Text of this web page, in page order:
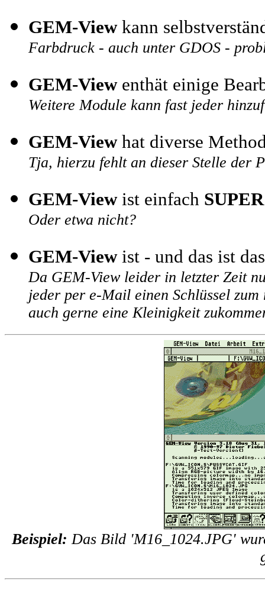
GEM-Viewkann
Farbdruck - auch unter GDOS -
GEM-Viewenthät einige
Weitere Module kann fast jeder
GEM-Viewhat diverse
Tja, hierzu fehlt an dieser Stelle der
GEM-Viewist einfach
Oder etwa nicht?
GEM-Viewist - und das ist
Da GEM-View leider in letzter Zeit
jeder per e-Mail einen Schlüssel
auch gerne eine Kleinigkeit
Beispiel: Das Bild 'M16_1024.JPG'